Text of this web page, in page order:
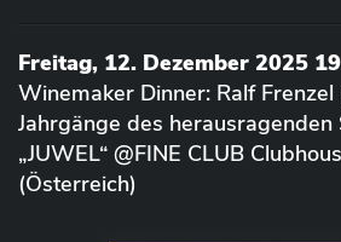
Freitag, 12. Dezember 2025
Winemaker Dinner: Ralf
Jahrgänge des
„JUWEL“ @FINE CLUB
(Österreich)